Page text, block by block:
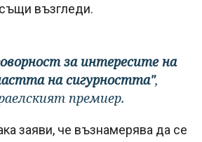
възгледи.
за интересите на
на сигурността",
премиер.
заяви, че възнамерява да се